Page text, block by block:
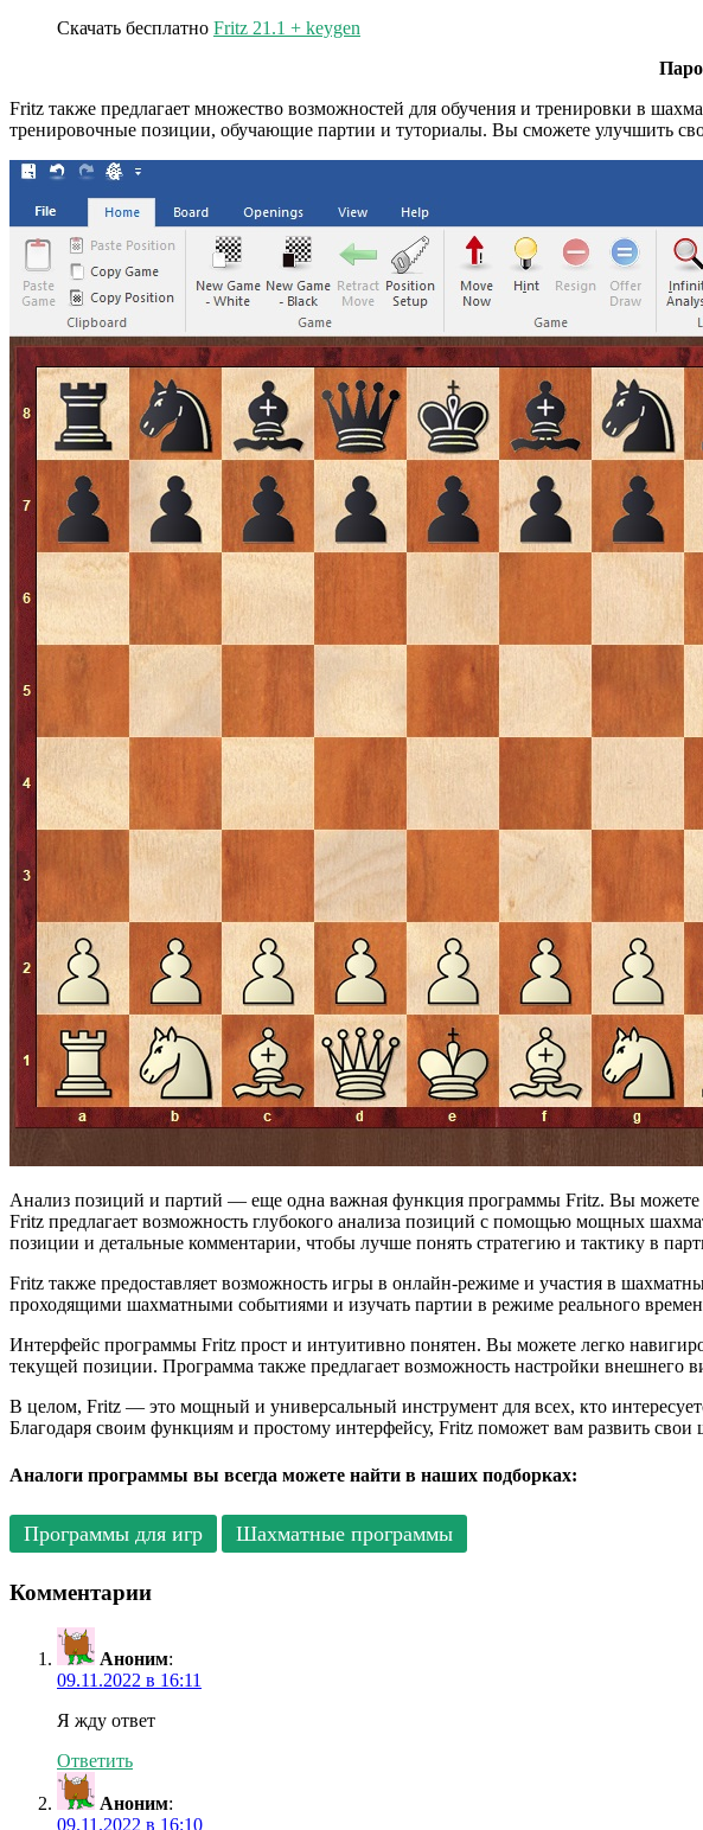
Скачать бесплатно Fritz 21.1 + keygen
Fritz также предлагает множество возможностей для обучения и тренировки в
тренировочные позиции, обучающие партии и туториалы. Вы сможете улучшить
Анализ позиций и партий — еще одна важная функция программы Fritz. Вы можете
Fritz предлагает возможность глубокого анализа позиций с помощью мощных
позиции и детальные комментарии, чтобы лучше понять стратегию и тактику в
Fritz также предоставляет возможность игры в онлайн-режиме и участия в
проходящими шахматными событиями и изучать партии в режиме реального
Интерфейс программы Fritz прост и интуитивно понятен. Вы можете легко
текущей позиции. Программа также предлагает возможность настройки внешнего
В целом, Fritz — это мощный и универсальный инструмент для всех, кто
Благодаря своим функциям и простому интерфейсу, Fritz поможет вам развить
Аналоги программы вы всегда можете найти в наших подборках:
Программы для игр Шахматные программы
Комментарии
Аноним:
09.11.2022 в 16:11
Я жду ответ
Ответить
Аноним:
09.11.2022 в 16:10